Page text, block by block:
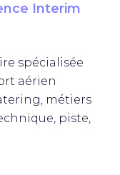
Interim
spécialisée
aérien
métiers
piste,